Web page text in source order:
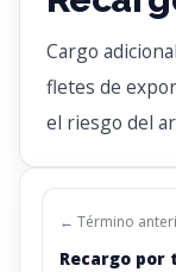
Cargo
fletes de
el riesgo del
← Término
Recargo por